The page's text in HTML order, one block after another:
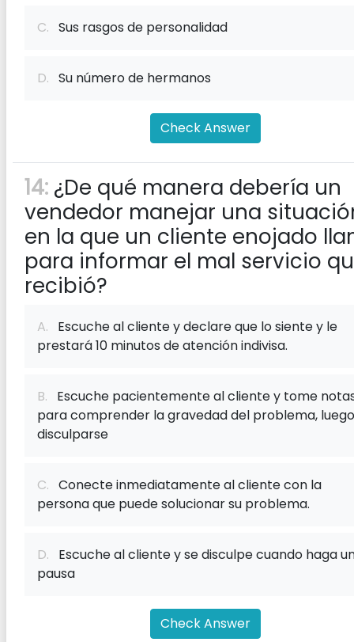
C. Sus rasgos de personalidad
D. Su número de hermanos
Check Answer
14: ¿De qué manera debería un
vendedor manejar una
en la que un cliente enojado
para informar el mal servicio
recibió?
A. Escuche al cliente y declare que lo siente y le
prestará 10 minutos de atención indivisa.
B. Escuche pacientemente al cliente y tome
para comprender la gravedad del problema, luego
disculparse
C. Conecte inmediatamente al cliente con la
persona que puede solucionar su problema.
D. Escuche al cliente y se disculpe cuando haga
pausa
Check Answer